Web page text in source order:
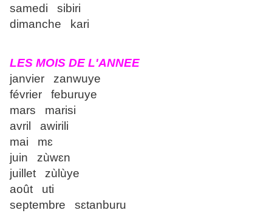
samedi sibiri
dimanche kari
LES MOIS DE L'ANNEE
janvier zanwuye
février feburuye
mars marisi
avril awirili
mai mɛ
juin zùwɛn
juillet zùlùye
août uti
septembre sɛtanburu